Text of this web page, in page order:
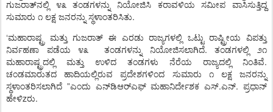
ಗುಜರಾತ್ನಲ್ಲಿ ೪೩ ತಂಡಗಳನ್ನು ನಿಯೋಜಿಸಿ ಕರಾವಳಿಯ ಸಮೀಪ
ವಾಸಿಸುತ್ತಿದ್ದ
ಸುಮಾರು ೧ ಲಕ್ಷ ಜನರನ್ನು ಸ್ಥಳಾಂತರಿಸಿತು.
‘ಮಹಾರಾಷ್ಟ್ರ ಮತ್ತು ಗುಜರಾತ್ ಈ ಎರಡು ರಾಜ್ಯಗಳಲ್ಲಿ ಒಟ್ಟು ರಾಷ್ಟ್ರೀಯ
ವಿಪತ್ತು
ನಿರ್ವಹಣಾ
ಪಡೆಯ ೪೩ ತಂಡಗಳನ್ನು ನಿಯೋಜಿಸಲಾಗಿದೆ.ತಂಡಗಳಲ್ಲಿ
೨೧
ಮಹಾರಾಷ್ಟ್ರದಲ್ಲಿ
ಮತ್ತು ಉಳಿದ ತಂಡಗಳು ನೆರೆಯ ರಾಜ್ಯದಲ್ಲಿ ನಿಂತಿವೆ.
ಚಂಡಮಾರುತದ ಹಾದಿಯಲ್ಲಿರುವ ಪ್ರದೇಶಗಳಿಂದ ಸುಮಾರು ೧ ಲಕ್ಷ
ಜನರನ್ನು
ಸ್ಥಳಾಂತರಿಸಲಾಗಿದೆ ”ಎಂದು ಎನ್ಡಿಆರ್ಎಫ್ ಮಹಾನಿರ್ದೇಶಕ ಎಸ್.ಎನ್.ಪ್ರಧಾನ್
ಹೇಳಿzರು.